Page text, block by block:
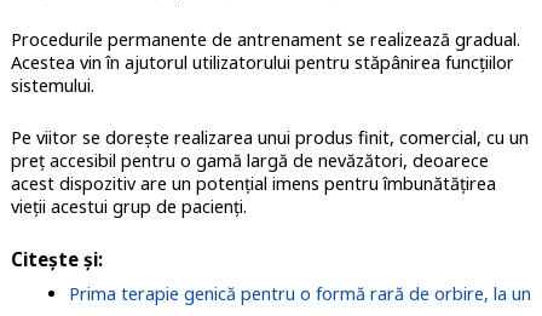
Procedurile permanente de antrenament se realizează gradual.
Acestea vin în ajutorul utilizatorului pentru stăpânirea funcțiilor
sistemului.
Pe viitor se dorește realizarea unui produs finit, comercial, cu un
preț accesibil pentru o gamă largă de nevăzători, deoarece
acest dispozitiv are un potențial imens pentru îmbunătățirea
vieții acestui grup de pacienți.
Citește și:
Prima terapie genică pentru o formă rară de orbire, la un